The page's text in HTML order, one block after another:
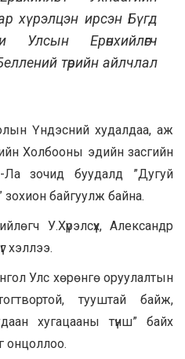
хүрэлцэн ирсэн Бүгд
Улсын Ерөнхийлөгч
төрийн айлчлал
Үндэсний худалдаа, аж
Холбооны эдийн засгийн
зочид буудалд ”Дугуй
байгуулж байна.
У.Хүрэлсүх, Александр
хэллээ.
Улс хөрөнгө оруулалтын
тууштай байж,
хугацааны түнш” байх
онцоллоо.